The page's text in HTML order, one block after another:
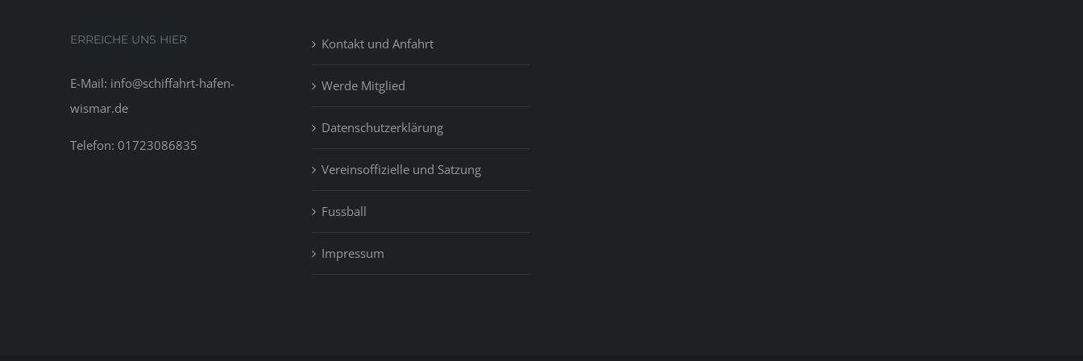
ERREICHE UNS HIER
E-Mail: info@schiffahrt-hafen-
wismar.de
Telefon: 01723086835
Kontakt und Anfahrt
Werde Mitglied
Datenschutzerklärung
Vereinsoffizielle und Satzung
Fussball
Impressum